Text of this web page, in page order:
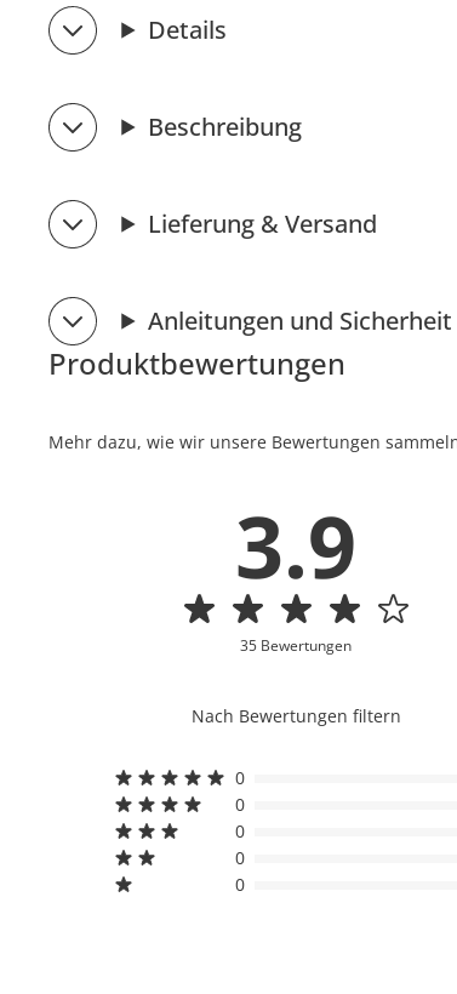
Details
Beschreibung
Lieferung & Versand
Anleitungen und Sicherheit
Produktbewertungen
Mehr dazu, wie wir unsere Bewertungen
3.9
35 Bewertungen
Nach Bewertungen filtern
0
0
0
0
0